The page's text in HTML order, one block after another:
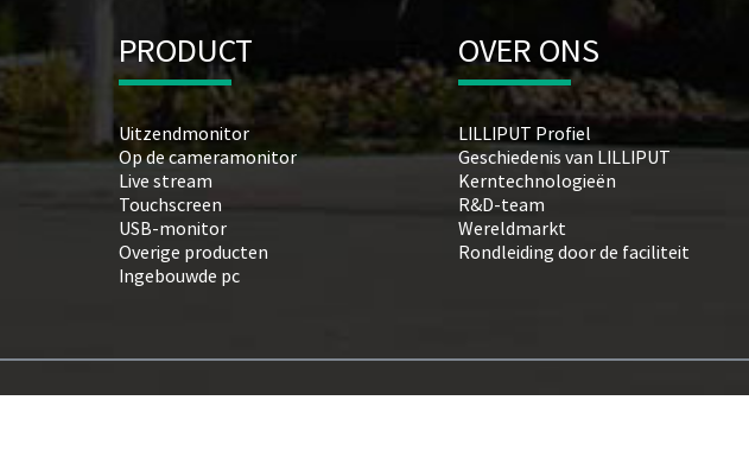
PRODUCT
Uitzendmonitor
Op de cameramonitor
Live stream
Touchscreen
USB-monitor
Overige producten
Ingebouwde pc
OVER ONS
LILLIPUT Profiel
Geschiedenis van LILLIPUT
Kerntechnologieën
R&D-team
Wereldmarkt
Rondleiding door de faciliteit